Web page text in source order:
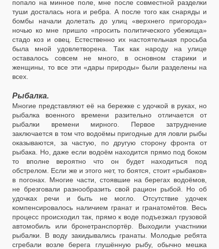
попало на минное поле, мне после совместной разделки
туши досталась нога и ребра. А после того как снаряды и
бомбы начали долетать до улиц «верхнего пригорода»
ночью ко мне пришло «просить политического убежища»
стадо коз и овец. Естественно их настоятельная просьба
была мной удовлетворена. Так как народу на улице
оставалось совсем не много, в основном старики и
женщины, то все эти «дары природы» были разделены на
всех.
Рыбалка.
Многие представляют её на бережке с удочкой в руках, но
рыбалка военного времени разительно отличается от
рыбалки времени мирного. Первое затруднение
заключается в том что водоёмы пригодные для ловли рыбы
оказываются, за частую, по другую сторону фронта от
рыбака. Но, даже если водоём находится прямо под боком
то вполне вероятно что он будет находиться под
обстрелом. Если же и этого нет, то боятся, стоит «рыбаков»
в погонах. Многие части, стоявшие на берегах водоёмов,
не брезговали разнообразить свой рацион рыбой. Но об
удочках речи и быть не могло. Отсутствие удочек
компенсировалось наличием гранат и гранатомётов. Весь
процесс происходил так, прямо к воде подъезжал грузовой
автомобиль или бронетранспортёр. Выходили участники
рыбалки. В воду закидывались гранаты. Молодые ребята
сгребали возле берега глушённую рыбу, обычно мешка